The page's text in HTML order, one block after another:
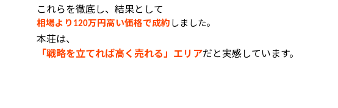
これらを徹底し、結果として
相場より 120万円高い価格で成約しました。
本荘は、
「戦略を立てれば高く売れる」エリアだと実感しています。